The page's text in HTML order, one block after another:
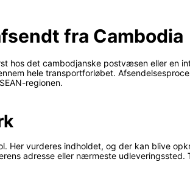
fra Cambodia
hos det cambodjanske postvæsen eller en
hele transportforløbet.
regionen.
Her vurderes indholdet, og der kan blive
adresse eller nærmeste udleveringssted.